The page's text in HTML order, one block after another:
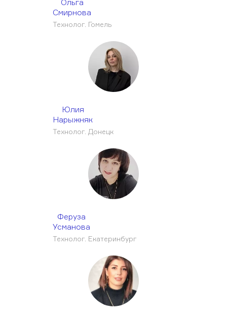
Ольга
Смирнова
Технолог. Гомель
Юлия
Нарыжняк
Технолог. Донецк
Феруза
Усманова
Технолог. Екатеринбург